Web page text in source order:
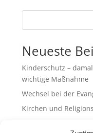
Neueste
Kinderschutz –
wichtige Maßnahme
Wechsel bei der
Kirchen und